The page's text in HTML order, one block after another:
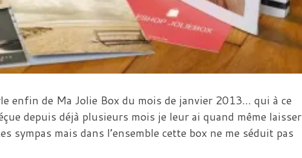
enfin de Ma Jolie Box du mois de janvier 2013… qui à ce
depuis déjà plusieurs mois je leur ai quand même laisser
sympas mais dans l’ensemble cette box ne me séduit pas